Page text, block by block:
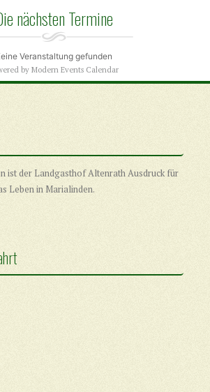
nächsten Termine
Veranstaltung gefunden
by Modern Events Calendar
ist der Landgasthof Altenrath Ausdruck für
Leben in Marialinden.